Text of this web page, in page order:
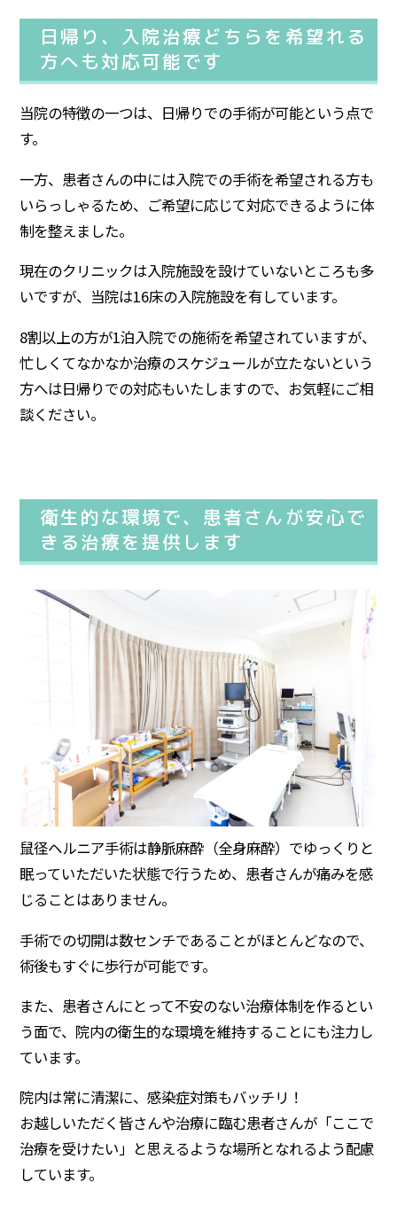
日帰り、入院治療どちらを希望れる
方へも対応可能です
当院の特徴の一つは、日帰りでの手術が可能という点で
す。
一方、患者さんの中には入院での手術を希望される方も
いらっしゃるため、ご希望に応じて対応できるように体
制を整えました。
現在のクリニックは入院施設を設けていないところも多
いですが、当院は16床の入院施設を有しています。
8割以上の方が1泊入院での施術を希望されていますが、
忙しくてなかなか治療のスケジュールが立たないという
方へは日帰りでの対応もいたしますので、お気軽にご相
談ください。
衛生的な環境で、患者さんが安心で
きる治療を提供します
鼠径ヘルニア手術は静脈麻酔（全身麻酔）でゆっくりと
眠っていただいた状態で行うため、患者さんが痛みを感
じることはありません。
手術での切開は数センチであることがほとんどなので、
術後もすぐに歩行が可能です。
また、患者さんにとって不安のない治療体制を作るとい
う面で、院内の衛生的な環境を維持することにも注力し
ています。
院内は常に清潔に、感染症対策もバッチリ！
お越しいただく皆さんや治療に臨む患者さんが「ここで
治療を受けたい」と思えるような場所となれるよう配慮
しています。